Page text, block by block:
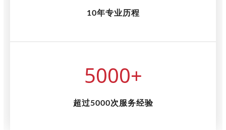
10年专业历程
5000+
超过5000次服务经验